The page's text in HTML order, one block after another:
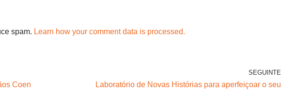
spam. Learn how your comment data is processed.
Coen
SEGUINTE
Laboratório de Novas Histórias para aperfeiçoar o seu